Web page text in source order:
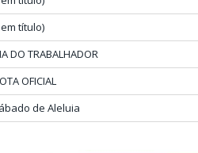
título)
DO TRABALHADOR
OFICIAL
de Aleluia